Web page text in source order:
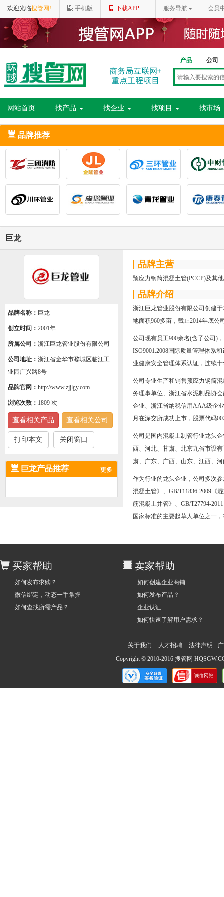
欢迎光临搜管网! 手机版 下载APP 服务导航 会员
产品 公司
网站首页 找产品 找企业 找项目 找市场
品牌推荐
巨龙
品牌名称： 巨龙
创立时间： 2001年
所属公司： 浙江巨龙管业股份有限公司
公司地址： 浙江省金华市婺城区临江工
业园广兴路8号
品牌官网： http://www.zjjlgy.com
浏览次数： 1809 次
查看相关产品 查看相关公司
打印本文 关闭窗口
巨龙产品推荐 更多
品牌主营
预应力钢筒混凝土管(PCCP)及其
品牌介绍
浙江巨龙管业股份有限公司创建
地面积960多亩，截止2014年底公
公司现有员工900余名(含子公司)
ISO9001:2008国际质量管理体系
业健康安全管理体系认证，连续
公司专业生产和销售预应力钢筒
务理事单位、浙江省水泥制品协
企业、浙江省纳税信用AAA级企
月在深交所成功上市，股票代码
公司是国内混凝土制管行业龙头
西、河北、甘肃、北京九省市设
肃、广东、广西、山东、江西、
作为行业的龙头企业，公司多次
混凝土管》、GB/T11836-2009《
筋混凝土井管》、GB/T27794-
国家标准的主要起草人单位之一
买家帮助
如何发布求购？
微信绑定，动态一手掌握
如何查找所需产品？
卖家帮助
如何创建企业商铺
如何发布产品？
企业认证
如何快速了解用户需求？
关于我们 人才招聘 法律声明
Copyright © 2010-2016 搜管网